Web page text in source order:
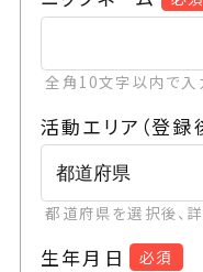
全角10文字以内で入
活動エリア（登録
都道府県を選択後、
生年月日 必須